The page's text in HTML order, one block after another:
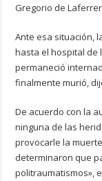
Gregorio de
Ante esa situación,
hasta el hospital de
permaneció
finalmente murió,
De acuerdo con la
ninguna de las
provocarle la
determinaron que
politraumatismos»,